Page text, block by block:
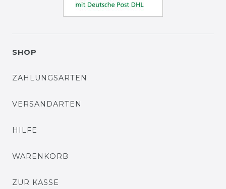
SHOP
ZAHLUNGSARTEN
VERSANDARTEN
HILFE
WARENKORB
ZUR KASSE